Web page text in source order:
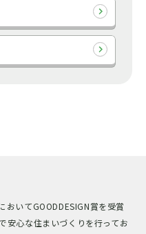
おいてGOODDESIGN賞を受賞
安心な住まいづくりを行ってお